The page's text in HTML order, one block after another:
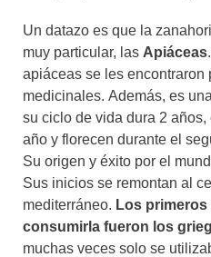
Un datazo es que la
muy particular, las Apiáceas
apiáceas se les encontraron
medicinales. Además, es
su ciclo de vida dura 2
año y florecen durante el
Su origen y éxito por el
Sus inicios se remontan al
mediterráneo. Los
consumirla fueron los
muchas veces solo se